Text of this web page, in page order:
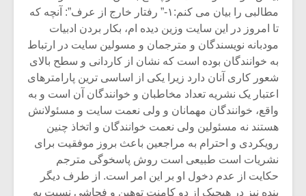
مطالبی را بیان می کنم:۱-” رفتار خارج از عرف”: آنچه که
تا امروز در این سایت وزین دیده ام، بکار بردن ادبیات
مودبانه نویسندگان و مترجمان و مسولین سایت در ارتباط
به خوانندگان بوده است که نشان از کاردانی و سطح بالای
شعور کاری آنان دارد زیرا یکی از اساسی ترین پارامترهای
اعتبار یک نشریه تعداد مخاطبان و خوانندگان آن است و به
واقع، خوانندگان مهمانان و ولی نعمت سایت و مسئولانش
هستند نه مسئولین ولی نعمت خوانندگان و اتخاذ چنین
رویکردی و احترام به مراجعین باعث بروز موفقیت برای
نشریات است طبیعی است روش پاسخوگی مترجم
حکایت از عدم دخول او بر این امر است. از طرف دیگر
بنده نیز در هیچیک از دو کامنت توهین و فحاشی نسبت به